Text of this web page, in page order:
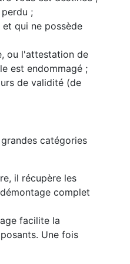
;
qui ne possède
ou l'attestation de
est endommagé ;
de validité (de
catégories
il récupère les
complet
facilite la
Une fois